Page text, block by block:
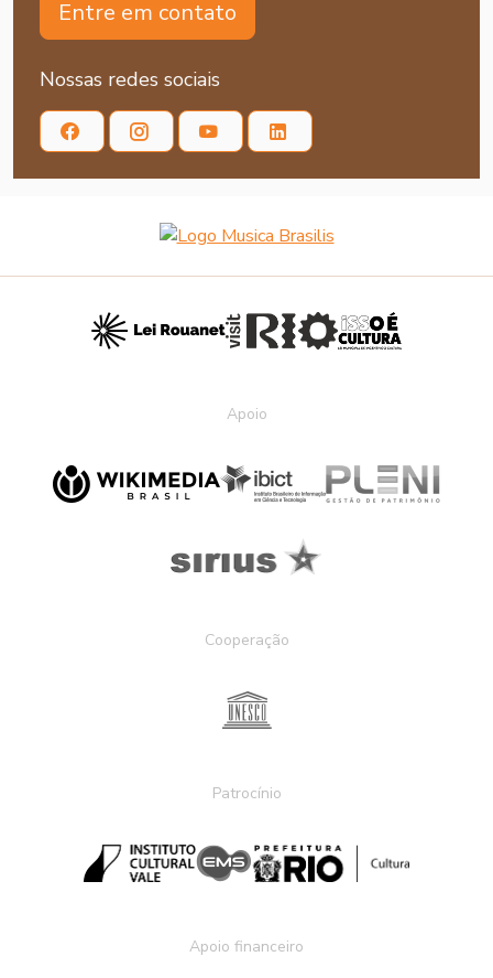
Entre em contato
Nossas redes sociais
Apoio
Cooperação
Patrocínio
Apoio financeiro